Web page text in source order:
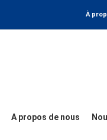
À
A propos de nous